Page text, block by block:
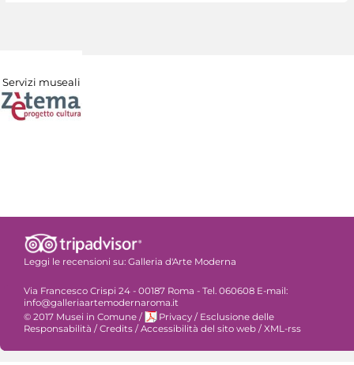
Servizi museali
Leggi le recensioni su: Galleria d'Arte Moderna
Via Francesco Crispi 24 - 00187 Roma - Tel. 060608 E-mail:
info@galleriaartemodernaroma.it
© 2017 Musei in Comune / Privacy / Esclusione delle
Responsabilità / Credits / Accessibilità del sito web / XML-rss